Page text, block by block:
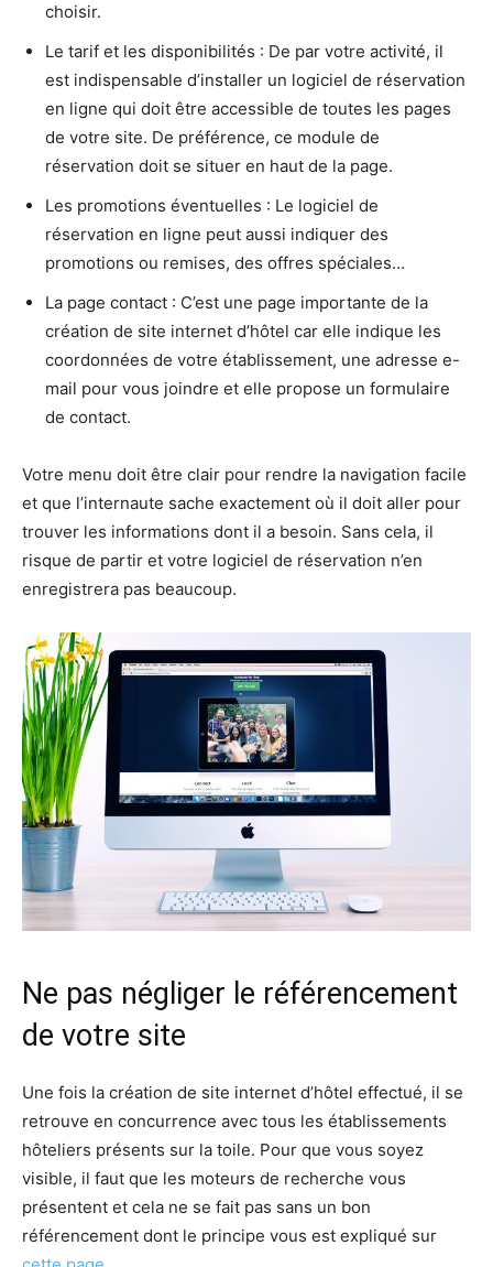
choisir.
Le tarif et les disponibilités : De par votre activité, il
est indispensable d’installer un logiciel de réservation
en ligne qui doit être accessible de toutes les pages
de votre site. De préférence, ce module de
réservation doit se situer en haut de la page.
Les promotions éventuelles : Le logiciel de
réservation en ligne peut aussi indiquer des
promotions ou remises, des offres spéciales…
La page contact : C’est une page importante de la
création de site internet d’hôtel car elle indique les
coordonnées de votre établissement, une adresse e-
mail pour vous joindre et elle propose un formulaire
de contact.
Votre menu doit être clair pour rendre la navigation facile
et que l’internaute sache exactement où il doit aller pour
trouver les informations dont il a besoin. Sans cela, il
risque de partir et votre logiciel de réservation n’en
enregistrera pas beaucoup.
Ne pas négliger le référencement
de votre site
Une fois la création de site internet d’hôtel effectué, il se
retrouve en concurrence avec tous les établissements
hôteliers présents sur la toile. Pour que vous soyez
visible, il faut que les moteurs de recherche vous
présentent et cela ne se fait pas sans un bon
référencement dont le principe vous est expliqué sur